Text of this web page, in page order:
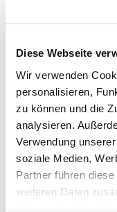
Diese Webseite
Wir verwenden
personalisieren,
zu können und die
analysieren.
Verwendung
soziale Medien,
Partner führen
weiteren Daten
Lieder, die
werden, aber
kurz und
An Schultagen
Anette Petrick,
Mail: